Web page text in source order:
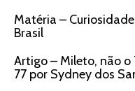
Matéria –
Brasil
Artigo – Mileto, não
77 por Sydney dos